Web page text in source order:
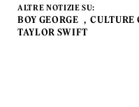
ALTRE NOTIZIE SU:
BOY GEORGE CULTURE
TAYLOR SWIFT